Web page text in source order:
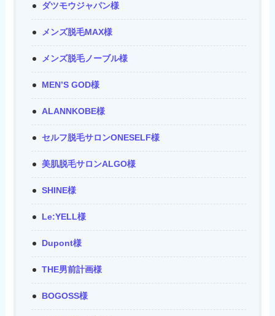
ダツモウジャパン様
メンズ脱毛MAX様
メンズ脱毛ノーブル様
MEN’S GOD様
ALANNKOBE様
セルフ脱毛サロンONESELF様
美肌脱毛サロンALGO様
SHINE様
Le:YELL様
Dupont様
THE男前計画様
BOGOSS様